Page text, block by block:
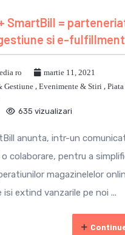
SmartBill =
si e-
ro
martie 11, 2021
Gestiune , Evenimente & Stiri ,
635 vizualizari
anunta, intr-un
colaborare, pentru a
magazinelelor
isi extind vanzarile pe noi ...